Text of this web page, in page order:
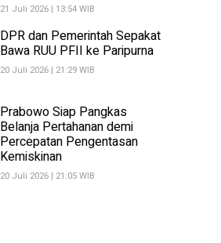
21 Juli 2026 | 13:54 WIB
DPR dan Pemerintah Sepakat
Bawa RUU PFII ke Paripurna
20 Juli 2026 | 21:29 WIB
Prabowo Siap Pangkas
Belanja Pertahanan demi
Percepatan Pengentasan
Kemiskinan
20 Juli 2026 | 21:05 WIB